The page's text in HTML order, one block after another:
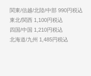
関東/信越/北陸/中部 990円税込
東北/関西 1,100円税込
四国/中国 1,210円税込
北海道/九州 1,485円税込